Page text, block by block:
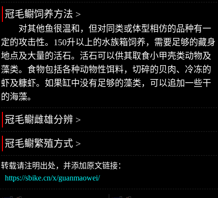
冠毛鳚饲养方法 >
对其他鱼很温和，但对同类或体型相仿的品种有一
定的攻击性。150升以上的水族箱饲养，需要足够的藏身
地点及大量的活石。活石可以供其取食小甲壳类动物及
藻类。食物包括各种动物性饵料，切碎的贝肉、冷冻的
虾及糠虾。如果缸中没有足够的藻类，可以追加一些干
的海藻。
冠毛鳚雌雄分辨 >
冠毛鳚繁殖方式 >
转载请注明出处，并添加原文链接：
https://sbike.cn/x/guanmaowei/